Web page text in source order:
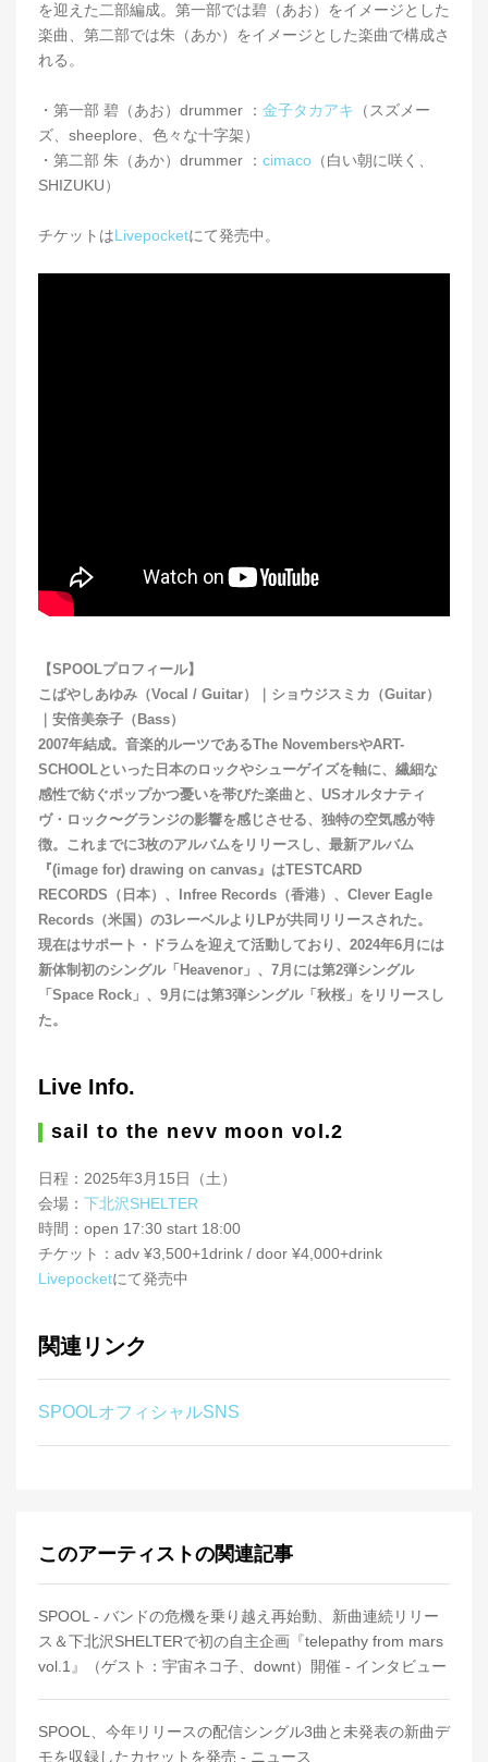
を迎えた二部編成。第一部では碧（あお）をイメージとした
楽曲、第二部では朱（あか）をイメージとした楽曲で構成さ
れる。
・第一部 碧（あお）drummer ： 金子タカアキ
（スズメー
ズ、sheeplore、色々な十字架）
・第二部 朱（あか）drummer ： cimaco （白い朝に咲く、
SHIZUKU）
チケットはLivepocketにて発売中。
【SPOOLプロフィール】
こばやしあゆみ（Vocal / Guitar）｜ショウジスミカ（Guitar）
｜安倍美奈子（Bass）
2007年結成。音楽的ルーツであるThe NovembersやART-
SCHOOLといった日本のロックやシューゲイズを軸に、繊細な
感性で紡ぐポップかつ憂いを帯びた楽曲と、USオルタナティ
ヴ・ロック〜グランジの影響を感じさせる、独特の空気感が特
徴。これまでに3枚のアルバムをリリースし、最新アルバム
『(image for) drawing on canvas』はTESTCARD
RECORDS（日本）、Infree Records（香港）、Clever Eagle
Records（米国）の3レーベルよりLPが共同リリースされた。
現在はサポート・ドラムを迎えて活動しており、2024年6月には
新体制初のシングル「Heavenor」、7月には第2弾シングル
「Space Rock」、9月には第3弾シングル「秋桜」をリリースし
た。
Live Info.
sail to the nevv moon vol.2
日程：2025年3月15日（土）
会場： 下北沢SHELTER
時間：open 17:30 start 18:00
チケット：adv ¥3,500+1drink / door ¥4,000+drink
Livepocketにて発売中
関連リンク
SPOOLオフィシャルSNS
このアーティストの関連記事
SPOOL - バンドの危機を乗り越え再始動、新曲連続リリー
ス＆下北沢SHELTERで初の自主企画『telepathy from mars
vol.1』（ゲスト：宇宙ネコ子、downt）開催 - インタビュー
SPOOL、今年リリースの配信シングル3曲と未発表の新曲デ
モを収録したカセットを発売 - ニュース